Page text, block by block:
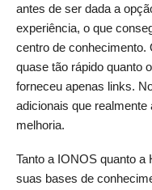
antes de ser dada a
experiência, o que
centro de conhecimento.
quase tão rápido quanto
forneceu apenas links.
adicionais que
melhoria.
Tanto a IONOS quanto
suas bases de